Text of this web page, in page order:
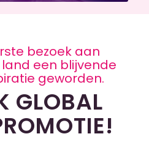
bezoek aan
een blijvende
geworden.
GLOBAL